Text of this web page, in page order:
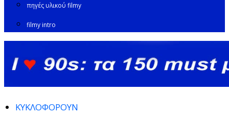
πηγές υλικού filmy
filmy intro
ΚΥΚΛΟΦΟΡΟΥΝ